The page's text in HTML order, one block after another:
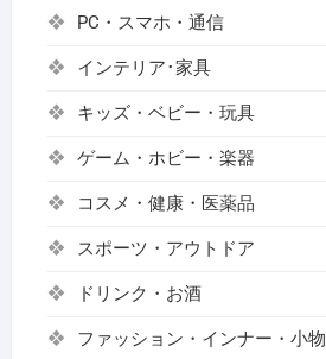
PC・スマホ・通信
インテリア･家具
キッズ・ベビー・玩具
ゲーム・ホビー・楽器
コスメ・健康・医薬品
スポーツ・アウトドア
ドリンク・お酒
ファッション・インナー・小物